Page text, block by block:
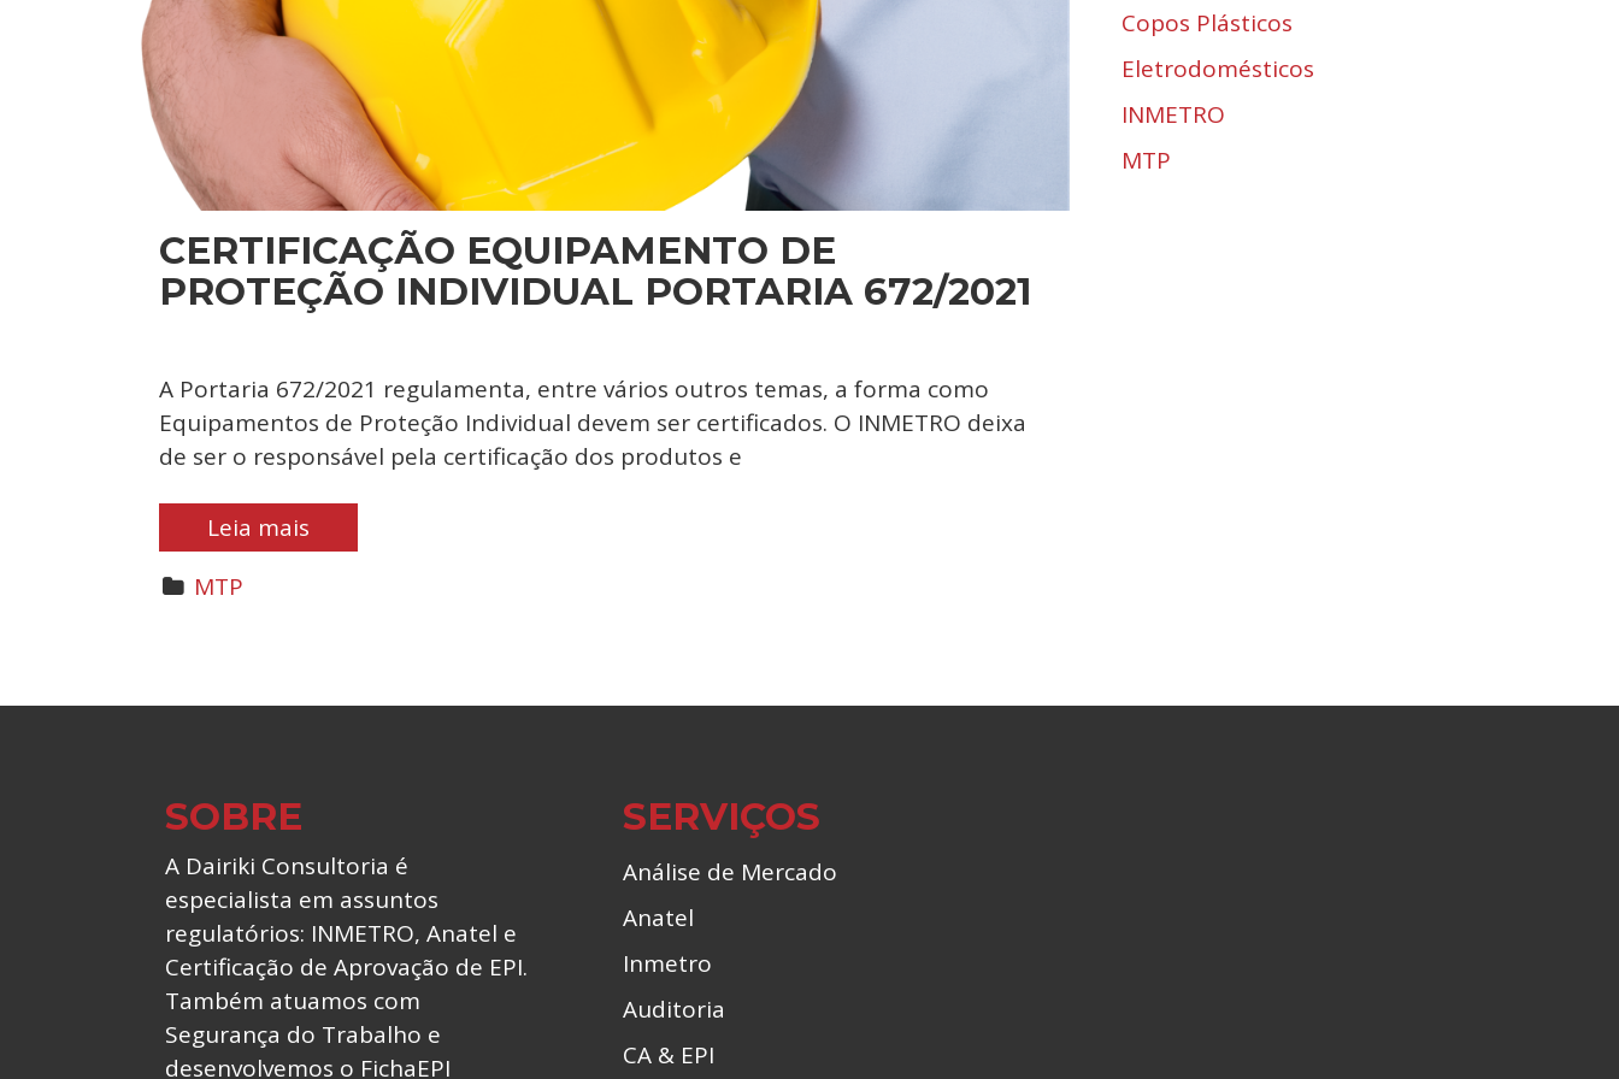
CERTIFICAÇÃO EQUIPAMENTO DE
PROTEÇÃO INDIVIDUAL PORTARIA 672/2021
A Portaria 672/2021 regulamenta, entre vários outros temas, a forma como
Equipamentos de Proteção Individual devem ser certificados. O INMETRO deixa
de ser o responsável pela certificação dos produtos e
Leia mais
MTP
Copos Plásticos
Eletrodomésticos
INMETRO
MTP
SOBRE
A Dairiki Consultoria é
especialista em assuntos
regulatórios: INMETRO, Anatel e
Certificação de Aprovação de EPI.
Também atuamos com
Segurança do Trabalho e
desenvolvemos o FichaEPI
SERVIÇOS
Análise de Mercado
Anatel
Inmetro
Auditoria
CA & EPI